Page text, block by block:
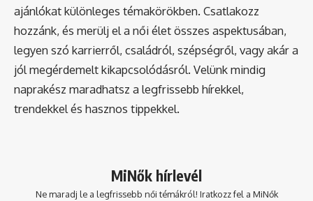
ajánlókat különleges témakörökben. Csatlakozz
hozzánk, és merülj el a női élet összes aspektusában,
legyen szó karrierről, családról, szépségről, vagy akár a
jól megérdemelt kikapcsolódásról. Velünk mindig
naprakész maradhatsz a legfrissebb hírekkel,
trendekkel és hasznos tippekkel.
MiNők hírlevél
Ne maradj le a legfrissebb női témákról! Iratkozz fel a MiNők